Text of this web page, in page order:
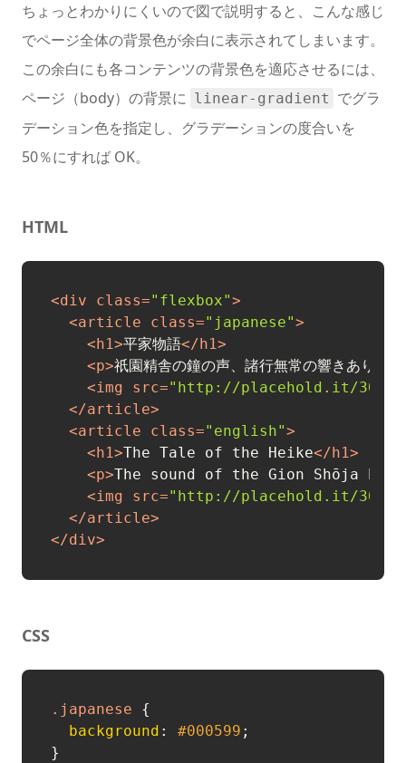
ちょっとわかりにくいので図で説明すると、こんな感じ
でページ全体の背景色が余白に表示されてしまいます。
この余白にも各コンテンツの背景色を適応させるには、
ページ（body）の背景に linear-gradient でグラ
デーション色を指定し、グラデーションの度合いを
50％にすれば OK。
HTML
<div class="flexbox">
<article class="japanese">
<h1>平家物語</h1>
<p>祇園精舎の鐘の声、諸行無常の響きあり
<img src="http://placehold.it/
</article>
<article class="english">
<h1>The Tale of the Heike</h1>
<p>The sound of the Gion Shōja
<img src="http://placehold.it/
</article>
</div>
CSS
.japanese {
background : #000599 ;